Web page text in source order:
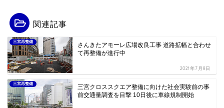
関連記事
三宮再整備
さんきたアモーレ広場改良工事 道路拡幅と合わせ
て再整備が進行中
2021年7月8日
三宮再整備
三宮クロススクエア整備に向けた社会実験前の事
前交通量調査を目撃 10日後に車線規制開始